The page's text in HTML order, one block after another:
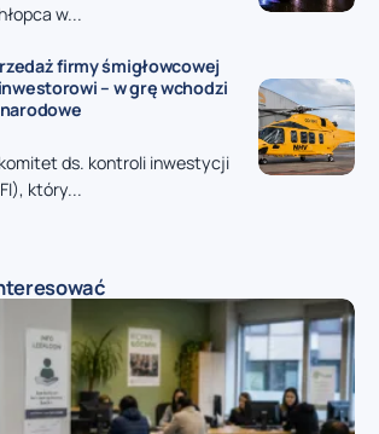
w...
firmy śmigłowcowej
– w grę wchodzi
ds. kontroli inwestycji
który...